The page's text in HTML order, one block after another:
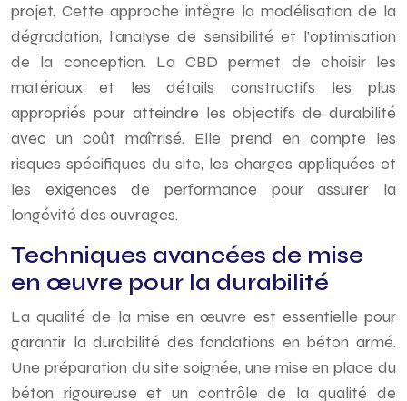
projet. Cette approche intègre la modélisation de la
dégradation, l’analyse de sensibilité et l’optimisation
de la conception. La CBD permet de choisir les
matériaux et les détails constructifs les plus
appropriés pour atteindre les objectifs de durabilité
avec un coût maîtrisé. Elle prend en compte les
risques spécifiques du site, les charges appliquées et
les exigences de performance pour assurer la
longévité des ouvrages.
Techniques avancées de mise
en œuvre pour la durabilité
La qualité de la mise en œuvre est essentielle pour
garantir la durabilité des fondations en béton armé.
Une préparation du site soignée, une mise en place du
béton rigoureuse et un contrôle de la qualité de